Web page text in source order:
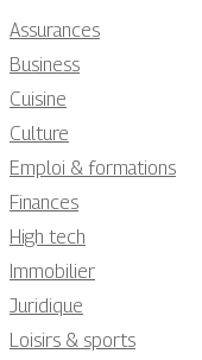
Assurances
Business
Cuisine
Culture
Emploi & formations
Finances
High tech
Immobilier
Juridique
Loisirs & sports